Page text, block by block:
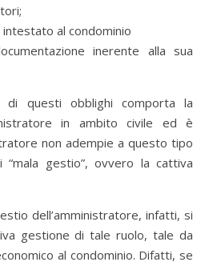
al condominio
inerente alla sua
di questi obblighi comporta la
in ambito civile ed è
non adempie a questo tipo
gestio”, ovvero la cattiva
dell’amministratore, infatti, si
gestione di tale ruolo, tale da
al condominio. Difatti, se